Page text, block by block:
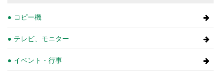
コピー機
テレビ、モニター
イベント・行事